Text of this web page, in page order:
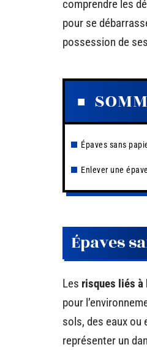
comprendre les
pour se
possession de
Épaves sans
Enlever une
Épaves
Les risques liés à
pour
sols, des eaux ou
représenter un